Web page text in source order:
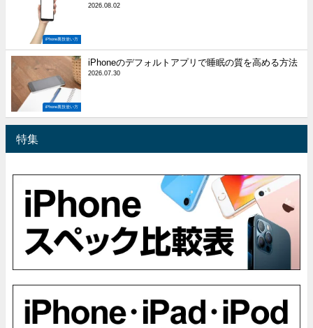
iPhone裏技使い方
2026.08.02
iPhone裏技使い方
iPhoneのデフォルトアプリで睡眠の質を高める方法
2026.07.30
特集